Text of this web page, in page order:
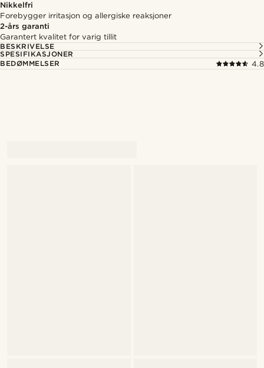
Nikkelfri
Forebygger irritasjon og allergiske reaksjoner
2-års garanti
Garantert kvalitet for varig tillit
BESKRIVELSE
SPESIFIKASJONER
BEDØMMELSER
4.8